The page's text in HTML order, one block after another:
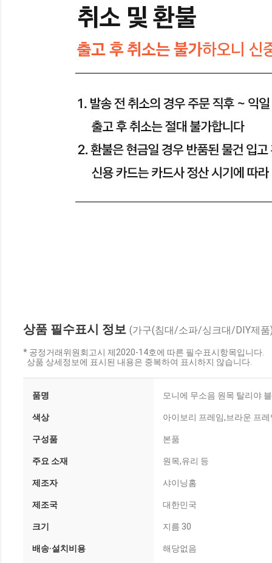
상품 필수표시 정보 (가구(침대/소파/싱크대/DIY제품
* 공정거래위원회고시 제2020-14호에 따른 필수표시항목입니다.
상품 상세정보에 표시된 내용은 중복하여 표시하지 않습니다.
품명 모니에 무소음 원목 탈리야
색상 아이보리 프레임,브라운 프레
구성품 본품
주요 소재 원목,유리 등
제조자 샤이닝홈
제조국 대한민국
크기 지름 30
배송·설치비용 해당없음